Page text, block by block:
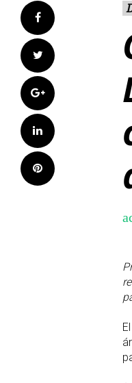
Facebook
Twitter
Google+
LinkedIn
Pinterest